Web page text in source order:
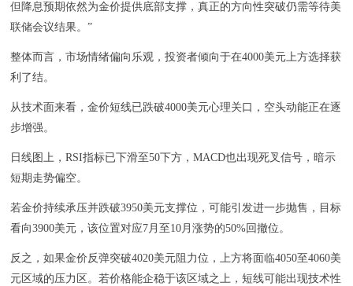
但降息预期依然为金价提供底部支撑，真正的方向性突破仍需等待美
联储会议结果。”
整体而言，市场情绪偏向乐观，投资者倾向于在4000美元上方选择获
利了结。
从技术面来看，金价短线已跌破4000美元心理关口，空头动能正在逐
步增强。
日线图上，RSI指标已下滑至50下方，MACD也出现死叉信号，暗示
短期走势偏空。
若金价持续承压并跌破3950美元支撑位，可能引发进一步抛售，目标
看向3900美元，该位置对应7月至10月涨势的50%回撤位。
反之，如果金价反弹突破4020美元阻力位，上方将面临4050至4060美
元区域的压力区。若价格能企稳于该区域之上，短线可能出现技术性